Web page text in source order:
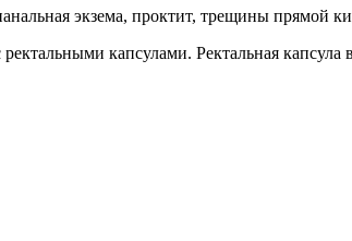
экзема, проктит, трещины прямой
капсулами. Ректальная